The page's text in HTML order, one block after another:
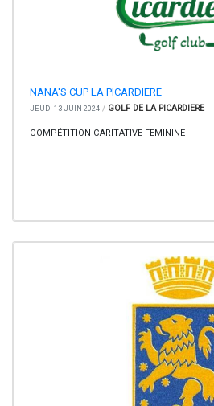
NANA'S CUP LA PICARDIERE
JEUDI 13 JUIN 2024 / GOLF DE LA PICARDIERE
COMPÉTITION CARITATIVE FEMININE